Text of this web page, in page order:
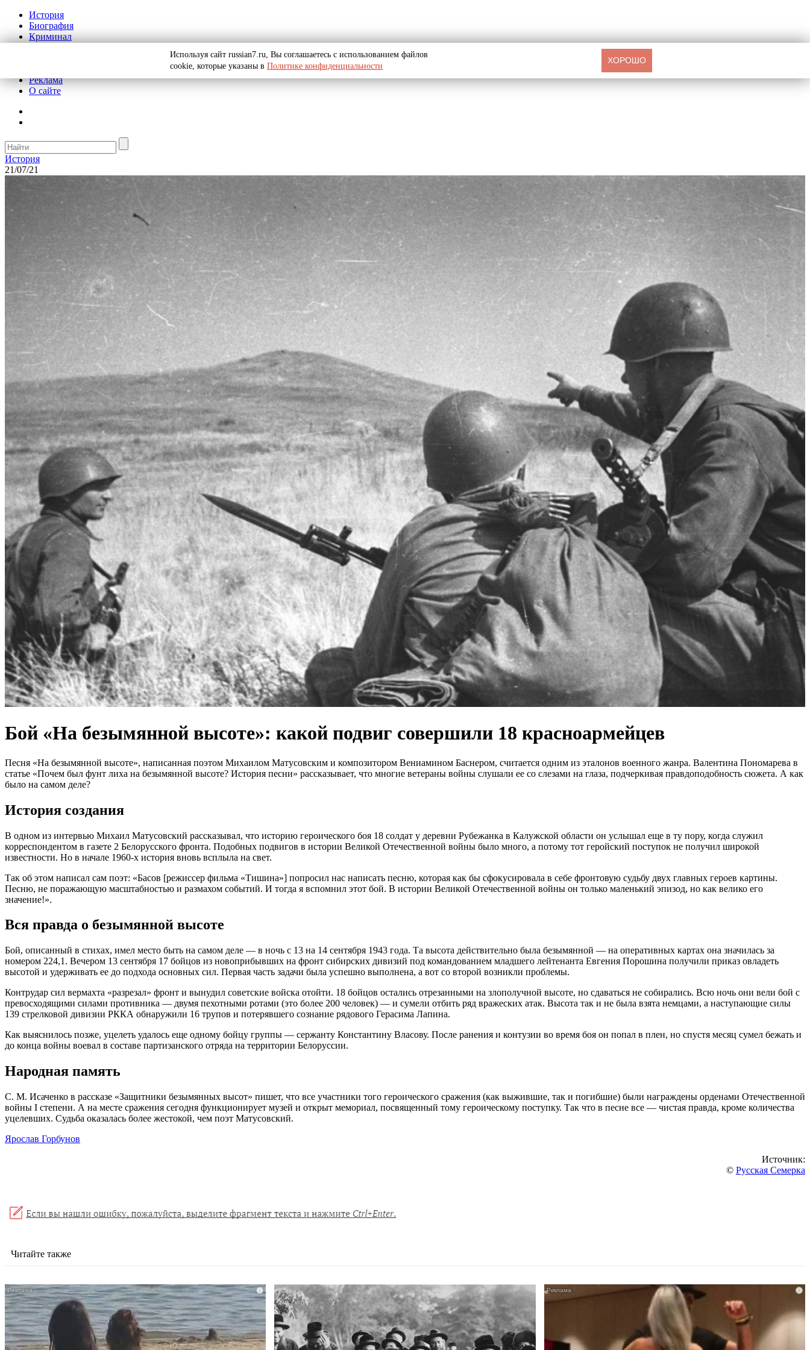
История
Биография
Криминал
Реклама
О сайте
История
21/07/21
Бой «На безымянной высоте»: какой подвиг совершили 18 красноармейцев
Песня «На безымянной высоте», написанная поэтом Михаилом Матусовским и композитором Вениамином Баснером, считается одним из эталонов военного жанра. Валентина Пономарева в
статье «Почем был фунт лиха на безымянной высоте? История песни» рассказывает, что многие ветераны войны слушали ее со слезами на глаза, подчеркивая правдоподобность сюжета. А как
было на самом деле?
История создания
В одном из интервью Михаил Матусовский рассказывал, что историю героического боя 18 солдат у деревни Рубежанка в Калужской области он услышал еще в ту пору, когда служил
корреспондентом в газете 2 Белорусского фронта. Подобных подвигов в истории Великой Отечественной войны было много, а потому тот геройский поступок не получил широкой
известности. Но в начале 1960-х история вновь всплыла на свет.
Так об этом написал сам поэт: «Басов [режиссер фильма «Тишина»] попросил нас написать песню, которая как бы сфокусировала в себе фронтовую судьбу двух главных героев картины.
Песню, не поражающую масштабностью и размахом событий. И тогда я вспомнил этот бой. В истории Великой Отечественной войны он только маленький эпизод, но как велико его
значение!».
Вся правда о безымянной высоте
Бой, описанный в стихах, имел место быть на самом деле — в ночь с 13 на 14 сентября 1943 года. Та высота действительно была безымянной — на оперативных картах она значилась за
номером 224,1. Вечером 13 сентября 17 бойцов из новоприбывших на фронт сибирских дивизий под командованием младшего лейтенанта Евгения Порошина получили приказ овладеть
высотой и удерживать ее до подхода основных сил. Первая часть задачи была успешно выполнена, а вот со второй возникли проблемы.
Контрудар сил вермахта «разрезал» фронт и вынудил советские войска отойти. 18 бойцов остались отрезанными на злополучной высоте, но сдаваться не собирались. Всю ночь они вели бой с
превосходящими силами противника — двумя пехотными ротами (это более 200 человек) — и сумели отбить ряд вражеских атак. Высота так и не была взята немцами, а наступающие силы
139 стрелковой дивизии РККА обнаружили 16 трупов и потерявшего сознание рядового Герасима Лапина.
Как выяснилось позже, уцелеть удалось еще одному бойцу группы — сержанту Константину Власову. После ранения и контузии во время боя он попал в плен, но спустя месяц сумел бежать и
до конца войны воевал в составе партизанского отряда на территории Белоруссии.
Народная память
С. М. Исаченко в рассказе «Защитники безымянных высот» пишет, что все участники того героического сражения (как выжившие, так и погибшие) были награждены орденами Отечественной
войны I степени. А на месте сражения сегодня функционирует музей и открыт мемориал, посвященный тому героическому поступку. Так что в песне все — чистая правда, кроме количества
уцелевших. Судьба оказалась более жестокой, чем поэт Матусовский.
Ярослав Горбунов
Источник:
© Русская Семерка
Читайте также
i i
Используя сайт russian7.ru, Вы соглашаетесь с использованием файлов
cookie, которые указаны в Политике конфиденциальности
ХОРОШО